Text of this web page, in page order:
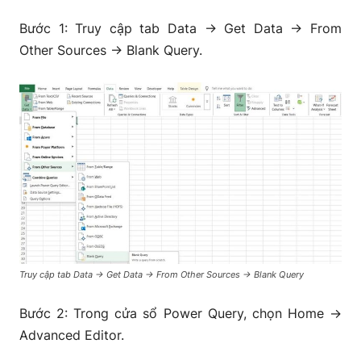
Bước 1: Truy cập tab Data → Get Data → From
Other Sources → Blank Query.
Truy cập tab Data → Get Data → From Other Sources → Blank Query
Bước 2: Trong cửa sổ Power Query, chọn Home →
Advanced Editor.